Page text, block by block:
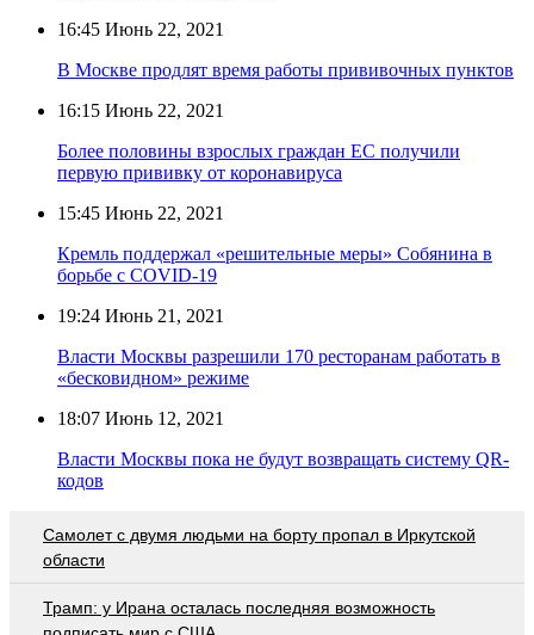
16:45 Июнь 22, 2021
В Москве продлят время работы прививочных пунктов
16:15 Июнь 22, 2021
Более половины взрослых граждан ЕС получили
первую прививку от коронавируса
15:45 Июнь 22, 2021
Кремль поддержал «решительные меры» Собянина в
борьбе с COVID-19
19:24 Июнь 21, 2021
Власти Москвы разрешили 170 ресторанам работать в
«бесковидном» режиме
18:07 Июнь 12, 2021
Власти Москвы пока не будут возвращать систему QR-
кодов
Самолет с двумя людьми на борту пропал в Иркутской
области
Трамп: у Ирана осталась последняя возможность